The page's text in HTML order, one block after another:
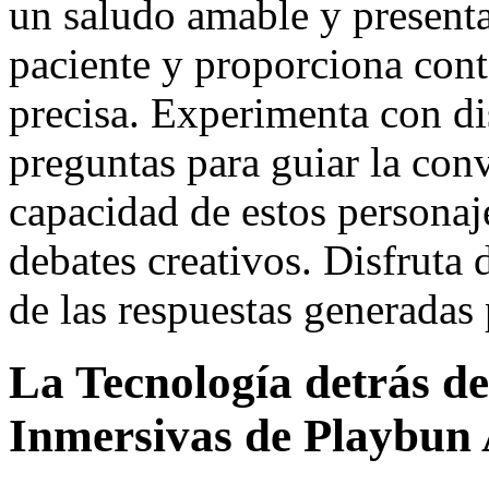
un saludo amable y
paciente y proporciona
precisa. Experimenta con
preguntas para guiar la
capacidad de estos
debates creativos. Disfruta
de las respuestas
La Tecnología detrás
Inmersivas de Playbun